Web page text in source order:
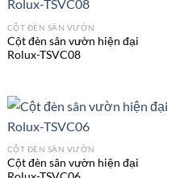
CỘT ĐÈN SÂN VƯỜN
Cột đèn sân vườn hiện đại
Rolux-TSVC08
CỘT ĐÈN SÂN VƯỜN
Cột đèn sân vườn hiện đại